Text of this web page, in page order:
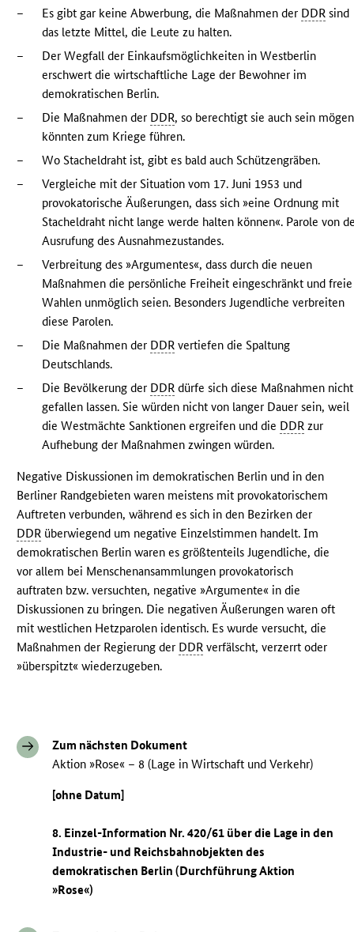
–
Es gibt gar keine Abwerbung, die Maßnahmen der DDR sind
das letzte Mittel, die Leute zu halten.
–
Der Wegfall der Einkaufsmöglichkeiten in Westberlin
erschwert die wirtschaftliche Lage der Bewohner im
demokratischen Berlin.
–
Die Maßnahmen der DDR, so berechtigt sie auch sein
könnten zum Kriege führen.
–
Wo Stacheldraht ist, gibt es bald auch Schützengräben.
–
Vergleiche mit der Situation vom 17. Juni 1953 und
provokatorische Äußerungen, dass sich »eine Ordnung mit
Stacheldraht nicht lange werde halten können«. Parole von
Ausrufung des Ausnahmezustandes.
–
Verbreitung des »Argumentes«, dass durch die neuen
Maßnahmen die persönliche Freiheit eingeschränkt und freie
Wahlen unmöglich seien. Besonders Jugendliche verbreiten
diese Parolen.
–
Die Maßnahmen der DDR vertiefen die Spaltung
Deutschlands.
–
Die Bevölkerung der DDR dürfe sich diese Maßnahmen nicht
gefallen lassen. Sie würden nicht von langer Dauer sein, weil
die Westmächte Sanktionen ergreifen und die DDR zur
Aufhebung der Maßnahmen zwingen würden.
Negative Diskussionen im demokratischen Berlin und in den
Berliner Randgebieten waren meistens mit provokatorischem
Auftreten verbunden, während es sich in den Bezirken der
DDR überwiegend um negative Einzelstimmen handelt. Im
demokratischen Berlin waren es größtenteils Jugendliche, die
vor allem bei Menschenansammlungen provokatorisch
auftraten bzw. versuchten, negative »Argumente« in die
Diskussionen zu bringen. Die negativen Äußerungen waren oft
mit westlichen Hetzparolen identisch. Es wurde versucht, die
Maßnahmen der Regierung der DDR verfälscht, verzerrt oder
»überspitzt« wiederzugeben.
Zum nächsten Dokument
Aktion »Rose« – 8 (Lage in Wirtschaft und Verkehr)
[ohne Datum]
8. Einzel-Information Nr. 420/61 über die Lage in den
Industrie- und Reichsbahnobjekten des
demokratischen Berlin (Durchführung Aktion
»Rose«)